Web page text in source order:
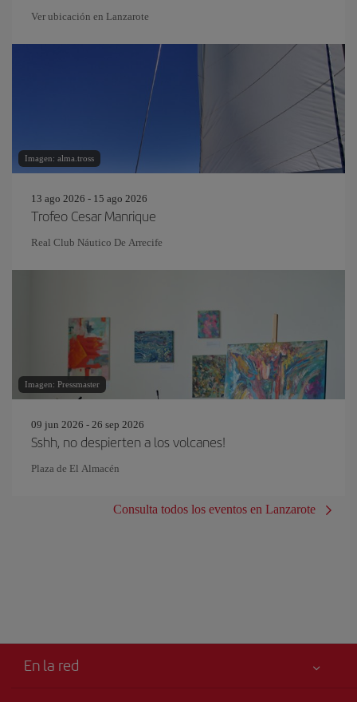
Ver ubicación en Lanzarote
Imagen: alma.tross
13 ago 2026 - 15 ago 2026
Trofeo Cesar Manrique
Real Club Náutico De Arrecife
Imagen: Pressmaster
09 jun 2026 - 26 sep 2026
Sshh, no despierten a los volcanes!
Plaza de El Almacén
Consulta todos los eventos en Lanzarote
En la red